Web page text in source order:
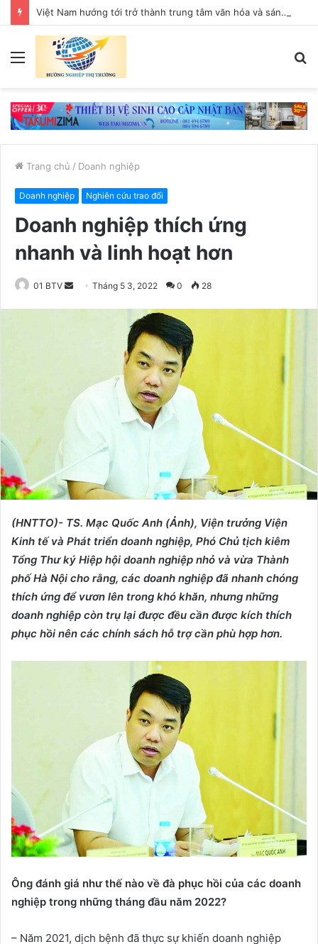
Việt Nam hướng tới trở thành trung tâm văn hóa và sáng tạo hàng đầu khu vực
Trang chủ / Doanh nghiệp
Doanh nghiệp Nghiên cứu trao đổi
Doanh nghiệp thích ứng
nhanh và linh hoạt hơn
01 BTV Tháng 5 3, 2022 0 28
(HNTTO)- TS. Mạc Quốc Anh (Ảnh), Viện trưởng Viện
Kinh tế và Phát triển doanh nghiệp, Phó Chủ tịch kiêm
Tổng Thư ký Hiệp hội doanh nghiệp nhỏ và vừa Thành
phố Hà Nội cho rằng, các doanh nghiệp đã nhanh chóng
thích ứng để vươn lên trong khó khăn, nhưng những
doanh nghiệp còn trụ lại được đều cần được kích thích
phục hồi nên các chính sách hỗ trợ cần phù hợp hơn.
Ông đánh giá như thế nào về đà phục hồi của các doanh
nghiệp trong những tháng đầu năm 2022?
– Năm 2021, dịch bệnh đã thực sự khiến doanh nghiệp